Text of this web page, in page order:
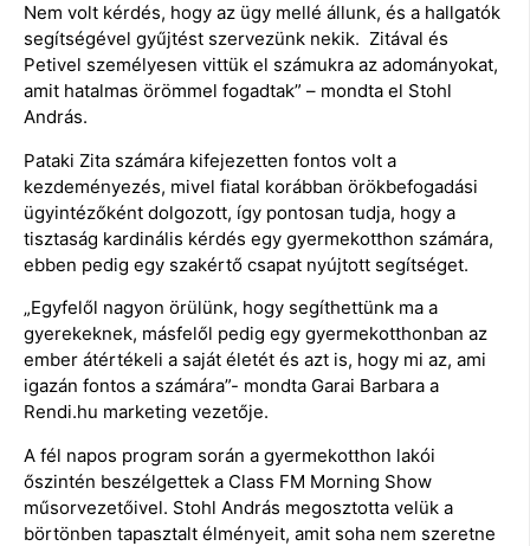
Nem volt kérdés, hogy az ügy mellé állunk, és a hallgatók
segítségével gyűjtést szervezünk nekik. Zitával és
Petivel személyesen vittük el számukra az adományokat,
amit hatalmas örömmel fogadtak” – mondta el Stohl
András.
Pataki Zita számára kifejezetten fontos volt a
kezdeményezés, mivel fiatal korábban örökbefogadási
ügyintézőként dolgozott, így pontosan tudja, hogy a
tisztaság kardinális kérdés egy gyermekotthon számára,
ebben pedig egy szakértő csapat nyújtott segítséget.
„Egyfelől nagyon örülünk, hogy segíthettünk ma a
gyerekeknek, másfelől pedig egy gyermekotthonban az
ember átértékeli a saját életét és azt is, hogy mi az, ami
igazán fontos a számára”- mondta Garai Barbara a
Rendi.hu marketing vezetője.
A fél napos program során a gyermekotthon lakói
őszintén beszélgettek a Class FM Morning Show
műsorvezetőivel. Stohl András megosztotta velük a
börtönben tapasztalt élményeit, amit soha nem szeretne